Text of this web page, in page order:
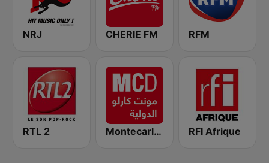
NRJ CHERIE FM RFM
RTL 2 Montecarlo al doualiya (مونت كارلو الدولية) RFI Afrique